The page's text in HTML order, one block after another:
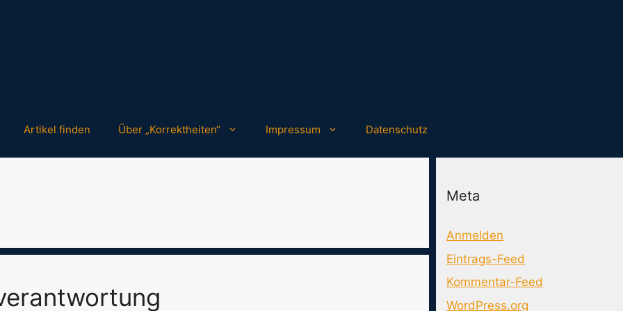
Artikel finden Über „Korrektheiten“ Impressum Datenschutz
Meta
Anmelden
Eintrags-Feed
Kommentar-Feed
WordPress.org